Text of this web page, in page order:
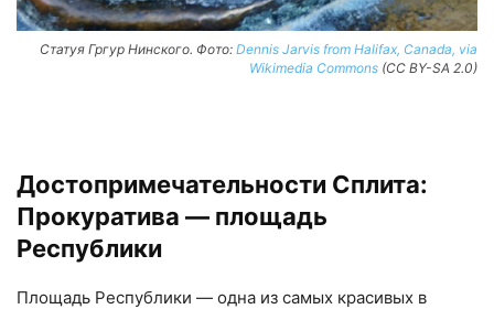
Статуя Гргур Нинского. Фото: Dennis Jarvis from Halifax, Canada, via
Wikimedia Commons (CC BY-SA 2.0)
Достопримечательности Сплита:
Прокуратива — площадь
Республики
Площадь Республики — одна из самых красивых в